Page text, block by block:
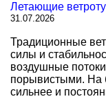
Летающие
31.07.2026
Традиционные
силы и
воздушные
порывистыми. На
сильнее и